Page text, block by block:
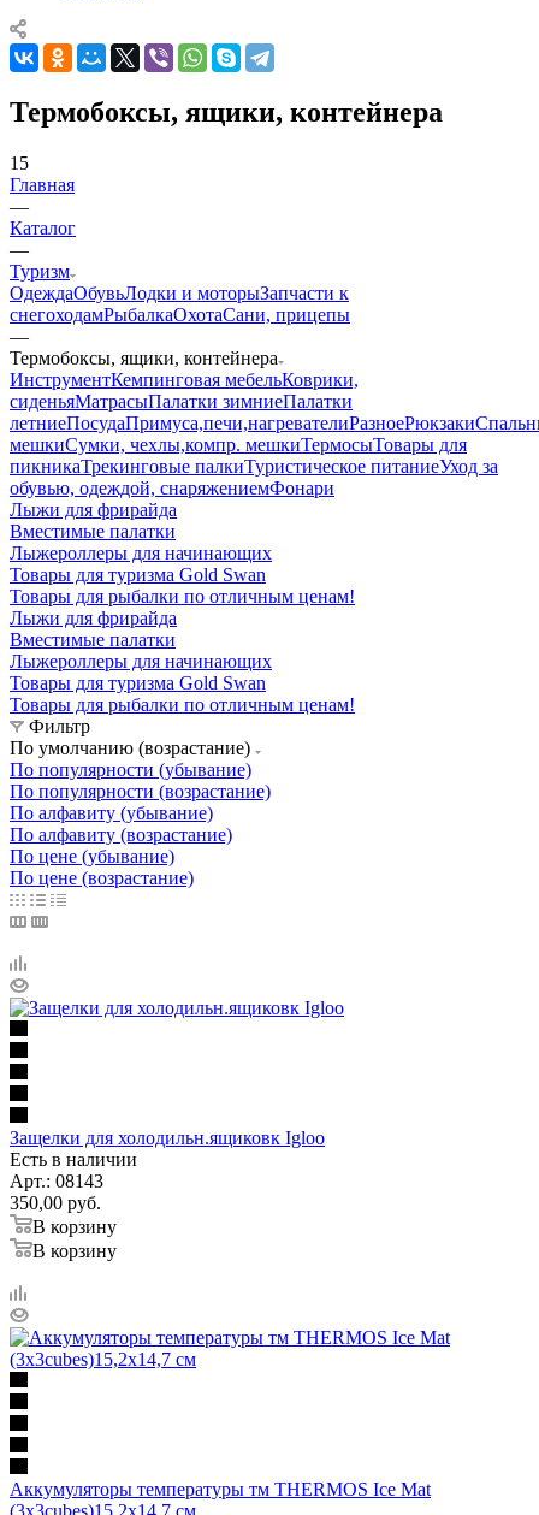
Термобоксы, ящики, контейнера
15
Главная
—
Каталог
—
Туризм
ОдеждаОбувьЛодки и моторыЗапчасти к
снегоходамРыбалкаОхотаСани, прицепы
—
Термобоксы, ящики, контейнера
ИнструментКемпинговая мебельКоврики,
сиденьяМатрасыПалатки зимниеПалатки
летниеПосудаПримуса,печи,нагревателиРазноеРюкзаки
мешкиСумки, чехлы,компр. мешкиТермосыТовары для
пикникаТрекинговые палкиТуристическое питаниеУход за
обувью, одеждой, снаряжениемФонари
Лыжи для фрирайда
Вместимые палатки
Лыжероллеры для начинающих
Товары для туризма Gold Swan
Товары для рыбалки по отличным ценам!
Лыжи для фрирайда
Вместимые палатки
Лыжероллеры для начинающих
Товары для туризма Gold Swan
Товары для рыбалки по отличным ценам!
Фильтр
По умолчанию (возрастание)
По популярности (убывание)
По популярности (возрастание)
По алфавиту (убывание)
По алфавиту (возрастание)
По цене (убывание)
По цене (возрастание)
Защелки для холодильн.ящиковк Igloo
Есть в наличии
Арт.: 08143
350,00 руб.
В корзину
В корзину
Аккумуляторы температуры тм THERMOS Ice Mat
(3x3cubes)15,2x14,7 см